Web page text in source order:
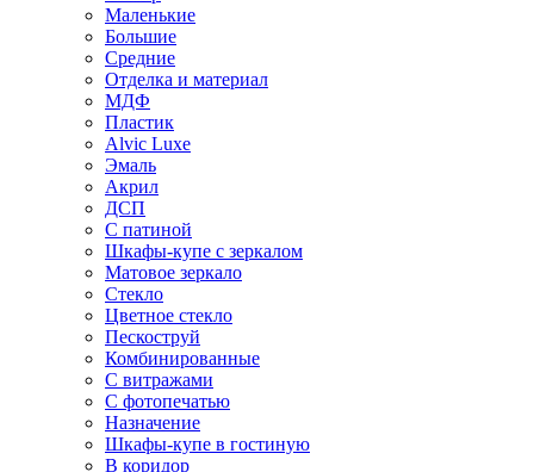
Маленькие
Большие
Средние
Отделка и материал
МДФ
Пластик
Alvic Luxe
Эмаль
Акрил
ДСП
С патиной
Шкафы-купе с зеркалом
Матовое зеркало
Стекло
Цветное стекло
Пескоструй
Комбинированные
С витражами
С фотопечатью
Назначение
Шкафы-купе в гостиную
В коридор